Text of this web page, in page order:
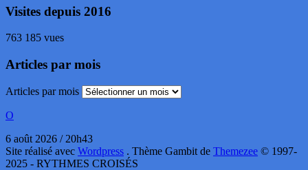
Visites depuis 2016
763 185 vues
Articles par mois
Articles par mois
O
6 août 2026 / 20h43
Site réalisé avec Wordpress . Thème Gambit de Themezee © 1997-
2025 - RYTHMES CROISÉS